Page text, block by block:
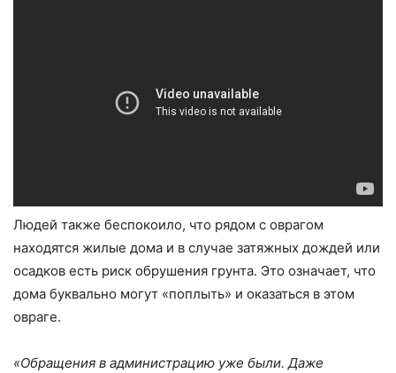
Людей также беспокоило, что рядом с оврагом
находятся жилые дома и в случае затяжных дождей или
осадков есть риск обрушения грунта. Это означает, что
дома буквально могут «поплыть» и оказаться в этом
овраге.
«Обращения в администрацию уже были. Даже